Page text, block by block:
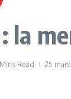
la
Read 25